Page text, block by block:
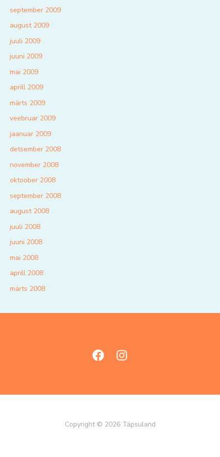
september 2009
august 2009
juuli 2009
juuni 2009
mai 2009
aprill 2009
märts 2009
veebruar 2009
jaanuar 2009
detsember 2008
november 2008
oktoober 2008
september 2008
august 2008
juuli 2008
juuni 2008
mai 2008
aprill 2008
märts 2008
Copyright © 2026 Täpsuland